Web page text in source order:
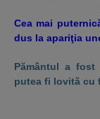
Cea mai
dus la apariţia
Pământul a
putea fi lovită cu